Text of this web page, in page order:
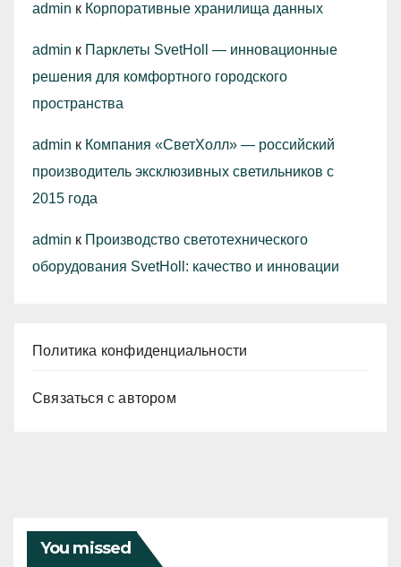
admin к Корпоративные хранилища данных
admin к Парклеты SvetHoll — инновационные
решения для комфортного городского
пространства
admin к Компания «СветХолл» — российский
производитель эксклюзивных светильников с
2015 года
admin к Производство светотехнического
оборудования SvetHoll: качество и инновации
Политика конфиденциальности
Связаться с автором
You missed